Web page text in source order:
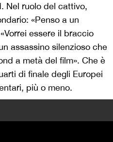
Nel ruolo del cattivo,
«Penso a un
essere il braccio
assassino silenzioso che
a metà del film». Che è
di finale degli Europei
più o meno.